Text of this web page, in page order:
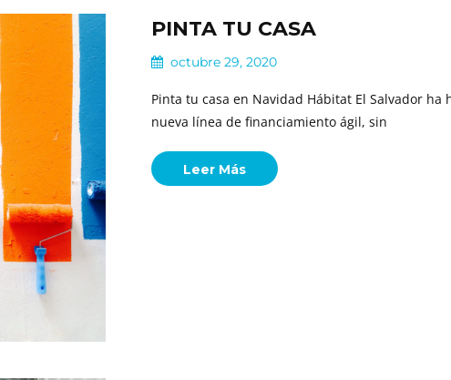
PINTA TU CASA
octubre 29, 2020
Pinta tu casa en Navidad Hábitat El Salvador ha
nueva línea de financiamiento ágil, sin
Leer Más